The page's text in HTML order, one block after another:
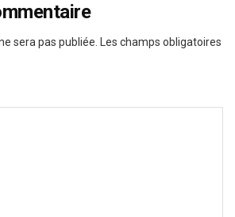
sera pas publiée. Les champs obligatoires